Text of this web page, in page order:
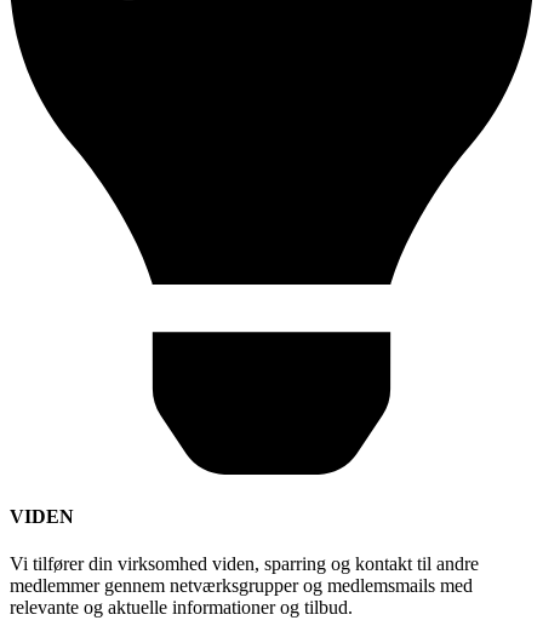
VIDEN
Vi tilfører din virksomhed viden, sparring og kontakt til andre
medlemmer gennem netværksgrupper og medlemsmails med
relevante og aktuelle informationer og tilbud.